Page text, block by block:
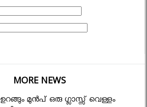
MORE NEWS
ഉറങ്ങും മുന്‍പ് ഒരു ഗ്ലാസ്സ് വെള്ളം